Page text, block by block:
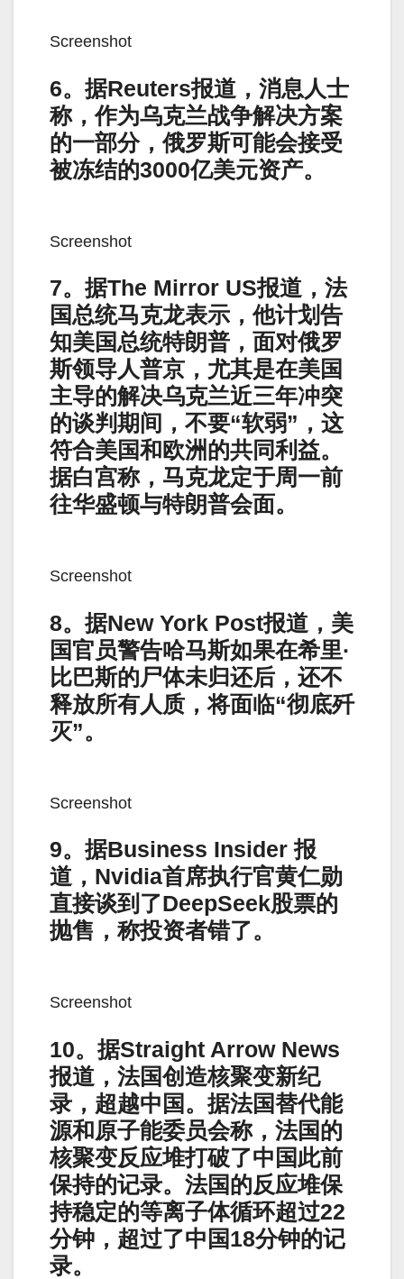
Screenshot
6。据Reuters报道，消息人士
称，作为乌克兰战争解决方案
的一部分，俄罗斯可能会接受
被冻结的3000亿美元资产。
Screenshot
7。据The Mirror US报道，法
国总统马克龙表示，他计划告
知美国总统特朗普，面对俄罗
斯领导人普京，尤其是在美国
主导的解决乌克兰近三年冲突
的谈判期间，不要“软弱”，这
符合美国和欧洲的共同利益。
据白宫称，马克龙定于周一前
往华盛顿与特朗普会面。
Screenshot
8。据New York Post报道，美
国官员警告哈马斯如果在希里·
比巴斯的尸体未归还后，还不
释放所有人质，将面临“彻底歼
灭”。
Screenshot
9。据Business Insider 报
道，Nvidia首席执行官黄仁勋
直接谈到了DeepSeek股票的
抛售，称投资者错了。
Screenshot
10。据Straight Arrow News
报道，法国创造核聚变新纪
录，超越中国。据法国替代能
源和原子能委员会称，法国的
核聚变反应堆打破了中国此前
保持的记录。法国的反应堆保
持稳定的等离子体循环超过22
分钟，超过了中国18分钟的记
录。